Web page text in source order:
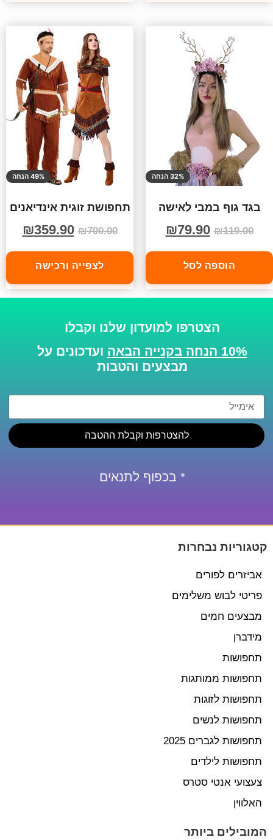
32% הנחה
בגד גוף במבי לאישה
₪119.00
₪79.90
הוספה לסל
49% הנחה
תחפושת זוגית אינדיאנים
₪700.00
₪359.90
לצפייה ורכישה
הצטרפו למועדון שלנו וקבלו
10% הנחה בקנייה הבאה
ועדכונים על
מבצעים והטבות
להצטרפות וקבלת ההטבה
* בכפוף לתנאים
קטגוריות נבחרות
אביזרים לפורים
פריטי לבוש משלימים
מבצעים חמים
מידברן
תחפושות
תחפושות ממותגות
תחפושות לזוגות
תחפושות לנשים
תחפושות לגברים 2025
תחפושות לילדים
צעצועי אנטי סטרס
האלווין
המובילים ביותר